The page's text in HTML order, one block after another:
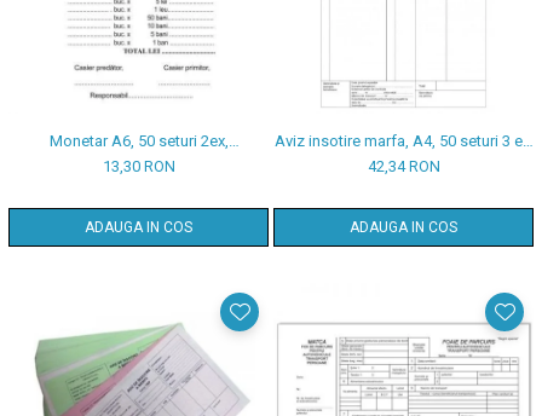
Monetar A6, 50 seturi 2ex,
autocopiativ
13,30 RON
ADAUGA IN COS
Aviz insotire marfa, A4, 50 seturi 3 ex,
autocopiativ
42,34 RON
ADAUGA IN COS